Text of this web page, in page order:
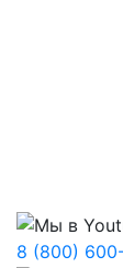
8 (800)